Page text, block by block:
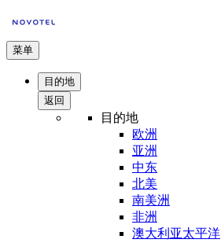
菜单
目的地
返回
目的地
欧洲
亚洲
中东
北美
南美洲
非洲
澳大利亚太平洋